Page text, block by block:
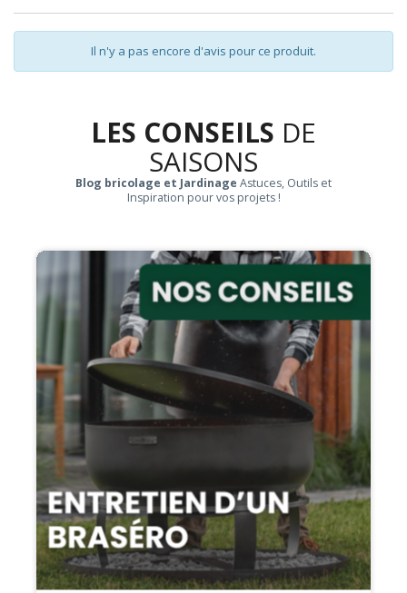
Il n'y a pas encore d'avis pour ce produit.
LES CONSEILS DE
SAISONS
Blog bricolage et Jardinage Astuces, Outils et
Inspiration pour vos projets !